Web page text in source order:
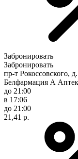
Забронировать
Забронировать
пр-т Рокоссовского,
Белфармация А
до 21:00
в 17:06
до 21:00
21,41 р.